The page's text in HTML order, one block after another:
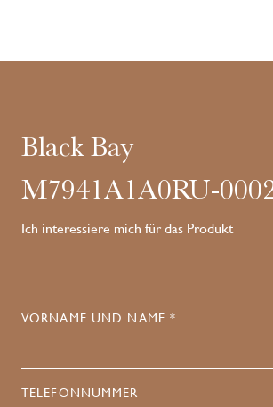
Black Bay
M7941A1A0RU-
Ich interessiere mich für das Produkt
VORNAME UND NAME *
TELEFONNUMMER